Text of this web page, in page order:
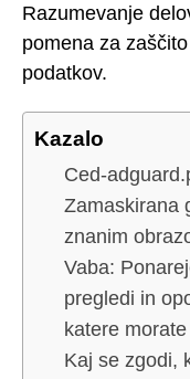
Razumevanje
pomena za
podatkov.
Kazalo
Ced-
Zamaskirana
znanim
Vaba:
pregledi in
katere
Kaj se zgodi,